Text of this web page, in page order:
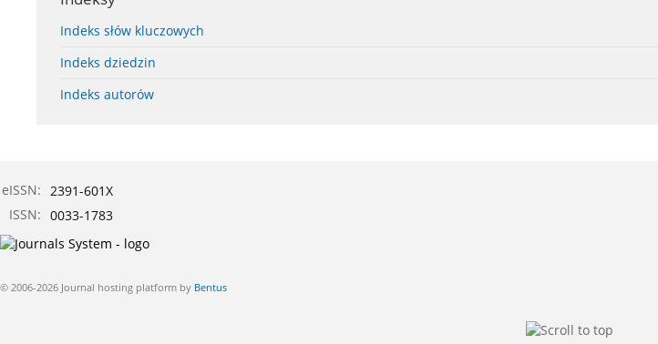
Indeks słów kluczowych
Indeks dziedzin
Indeks autorów
eISSN: 2391-601X
ISSN: 0033-1783
© 2006-2026 Journal hosting platform by Bentus